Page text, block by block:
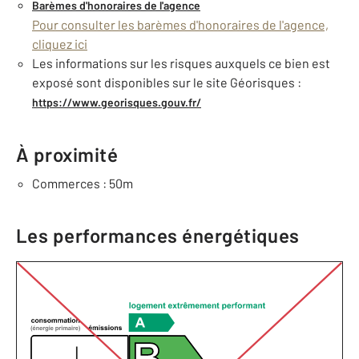
Barèmes d'honoraires de l'agence
Pour consulter les barèmes d'honoraires de l'agence,
cliquez ici
Les informations sur les risques auxquels ce bien est
exposé sont disponibles sur le site Géorisques :
https://www.georisques.gouv.fr/
À proximité
Commerces : 50m
Les performances énergétiques